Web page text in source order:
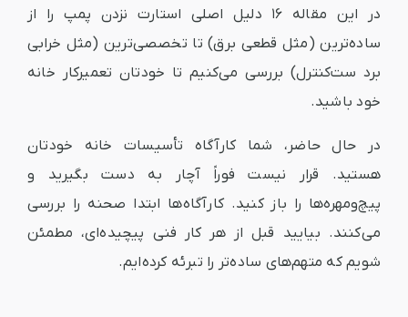
در این مقاله ۱۶ دلیل اصلی استارت نزدن پمپ را از
ساده‌ترین (مثل قطعی برق) تا تخصصی‌ترین (مثل خرابی
برد ست‌کنترل) بررسی می‌کنیم تا خودتان تعمیرکار خانه
خود باشید.
در حال حاضر، شما کارآگاه تأسیسات خانه خودتان
هستید. قرار نیست فوراً آچار به دست بگیرید و
پیچ‌ومهره‌ها را باز کنید. کارآگاه‌ها ابتدا صحنه را بررسی
می‌کنند. بیایید قبل از هر کار فنی پیچیده‌ای، مطمئن
شویم که متهم‌های ساده‌تر را تبرئه کرده‌ایم.